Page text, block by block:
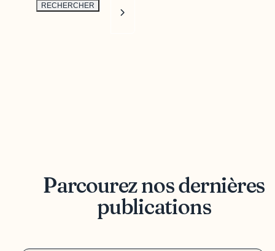
RECHERCHER
Parcourez nos dernières
publications